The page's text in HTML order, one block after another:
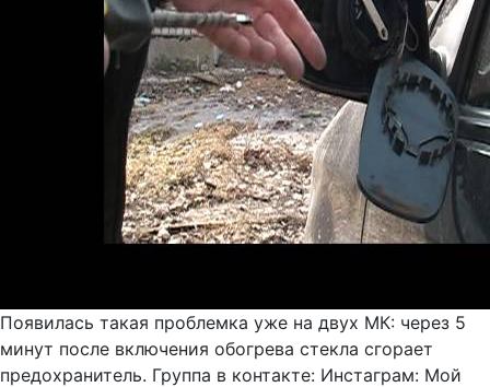
Появилась такая проблемка уже на двух МК: через 5
минут после включения обогрева стекла сгорает
предохранитель. Группа в контакте: Инстаграм: Мой